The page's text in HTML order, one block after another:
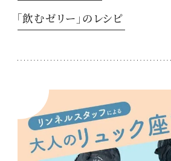
「飲むゼリー」のレシピ